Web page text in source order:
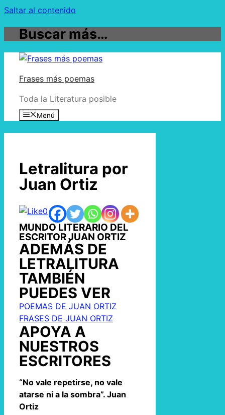
Saltar al contenido
Buscar más…
Frases más poemas
Toda la Literatura posible
Menú
Letralitura por
Juan Ortiz
0
MUNDO LITERARIO DEL
ESCRITOR JUAN ORTIZ
ADEMÁS DE
LETRALITURA
TAMBIÉN
PUEDES VER
POEMAS DE JUAN ORTIZ
FRASES DE JUAN ORTIZ
APOYA A
NUESTROS
ESCRITORES
“No vale repetirse, no vale
atarse ni a la sombra”. Juan
Ortiz